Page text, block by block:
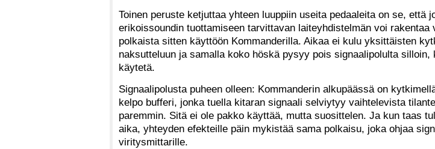
Toinen peruste ketjuttaa yhteen luuppiin useita pedaaleita on se, että
erikoissoundin tuottamiseen tarvittavan laiteyhdistelmän voi rakentaa
polkaista sitten käyttöön Kommanderilla. Aikaa ei kulu yksittäisten
naksutteluun ja samalla koko höskä pysyy pois signaalipolulta silloin,
käytetä.
Signaalipolusta puheen olleen: Kommanderin alkupäässä on
kelpo bufferi, jonka tuella kitaran signaali selviytyy vaihtelevista
paremmin. Sitä ei ole pakko käyttää, mutta suosittelen. Ja kun taas
aika, yhteyden efekteille päin mykistää sama polkaisu, joka ohjaa
viritysmittarille.